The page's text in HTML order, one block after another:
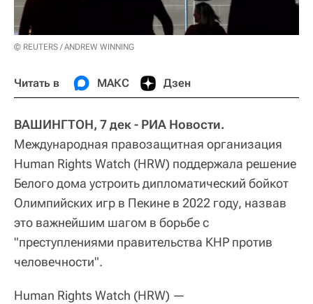
© REUTERS / ANDREW WINNING
Читать в МАКС Дзен
ВАШИНГТОН, 7 дек - РИА Новости.
Международная правозащитная организация
Human Rights Watch (HRW) поддержала решение
Белого дома устроить дипломатический бойкот
Олимпийских игр в Пекине в 2022 году, назвав
это важнейшим шагом в борьбе с
"преступлениями правительства КНР против
человечности".
Human Rights Watch (HRW) —